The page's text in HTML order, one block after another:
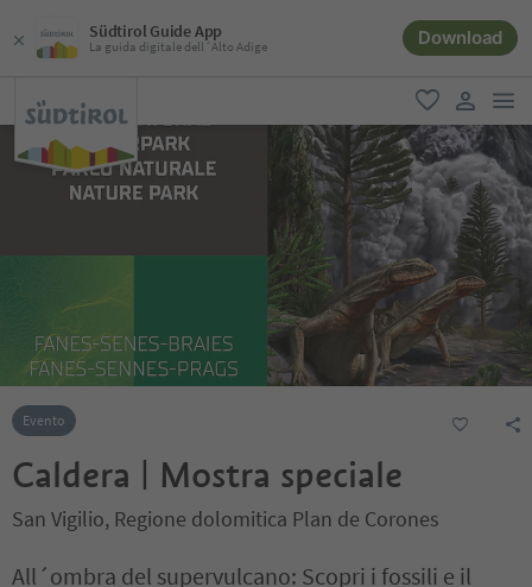
Südtirol Guide App
La guida digitale dell´Alto Adige Download
favoriti
user link
Evento
Caldera | Mostra speciale
San Vigilio, Regione dolomitica Plan de Corones
All´ombra del supervulcano: Scopri i fossili e il